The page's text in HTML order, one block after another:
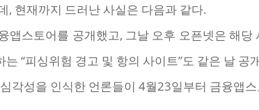
, 현재까지 드러난 사실은 다음과 같다.
스토어를 공개했고, 그날 오후 오픈넷은 해당
“피싱위험 경고 및 항의 사이트”도 같은 날 공
각성을 인식한 언론들이 4월23일부터 금융앱